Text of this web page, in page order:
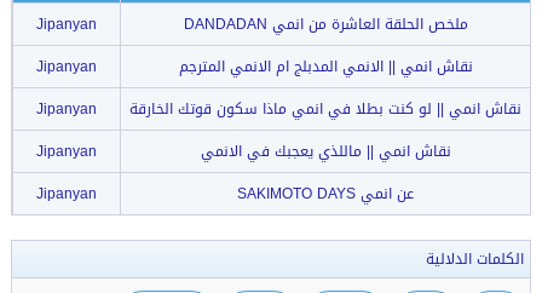
ملخص الحلقة العاشرة من انمي DANDADAN
Jipanyan
نقاش انمي || الانمي المدبلج ام الانمي المترجم
Jipanyan
نقاش انمي || لو كنت بطلا في انمي ماذا سكون قوتك الخارقة
Jipanyan
نقاش انمي || ماللذي يعجبك في الانمي
Jipanyan
عن انمي SAKIMOTO DAYS
Jipanyan
الكلمات الدلالية